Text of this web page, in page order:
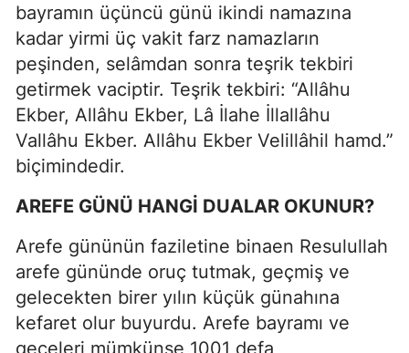
bayramın üçüncü günü ikindi namazına
kadar yirmi üç vakit farz namazların
peşinden, selâmdan sonra teşrik tekbiri
getirmek vaciptir. Teşrik tekbiri: “Allâhu
Ekber, Allâhu Ekber, Lâ İlahe İllallâhu
Vallâhu Ekber. Allâhu Ekber Velillâhil hamd.”
biçimindedir.
AREFE GÜNÜ HANGİ DUALAR OKUNUR?
Arefe gününün faziletine binaen Resulullah
arefe gününde oruç tutmak, geçmiş ve
gelecekten birer yılın küçük günahına
kefaret olur buyurdu. Arefe bayramı ve
geceleri mümkünse 1001 defa